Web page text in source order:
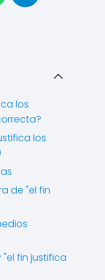
los
los
de "el fin
fin justifica